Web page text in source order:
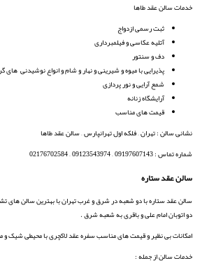
خدمات سالن عقد طاها
ثبت رسمی ازدواج
آتلیه عکاسی و فیلمبرداری
دف و سنتور
پذیرایی با میوه و شیرینی و نهار و شام و انواع نوشیدنی های
شمع آرایی و نور پردازی
آرایشگاه زنانه
قیمت های مناسب
نشانی سالن : تهران – فلکه اول تهرانپارس – سالن عقد طاها
شماره تماس : 09197607143 – 09123543974 – 02176702584
سالن عقد ستاره
سالن عقد ستاره با دو شعبه در شرق و غرب تهران با بهترین سالن های
دو اتوبان امام علی و باقری به شعبه شرق .
امکانات بی نظیر و قیمت های مناسب سفره عقد لاکچری با محیطی شیک و
خدمات سالن از جمله :